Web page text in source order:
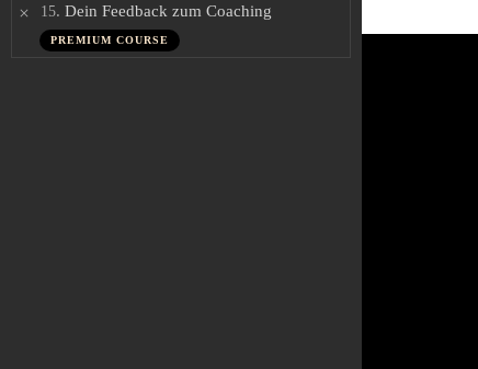
15. Dein Feedback zum Coaching
PREMIUM COURSE